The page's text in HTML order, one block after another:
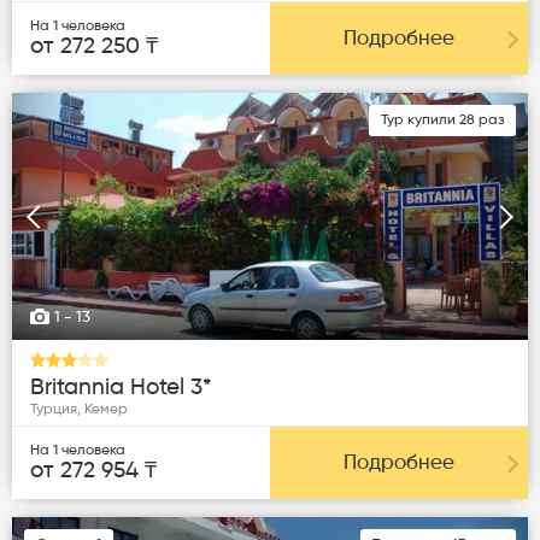
На 1 человека
от 272 250 ₸ Подробнее
Тур купили 28 раз
1 - 13
Следующая
Britannia Hotel 3*
Турция, Кемер
На 1 человека
от 272 954 ₸ Подробнее